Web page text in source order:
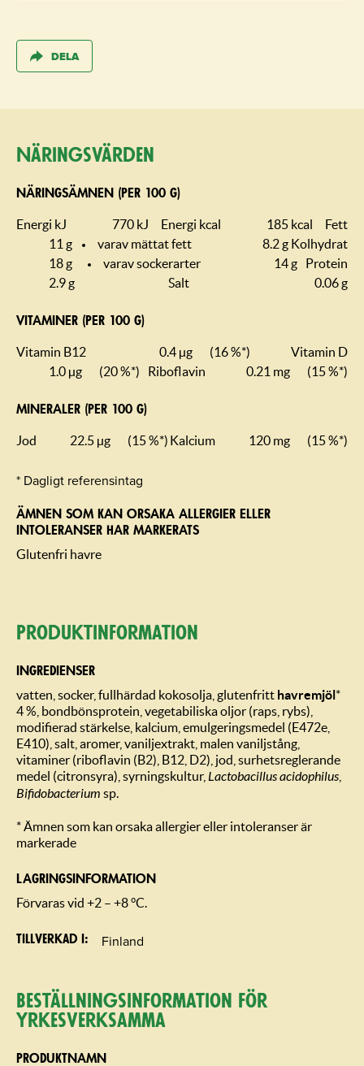
DELA
Näringsvärden
NÄRINGSÄMNEN (PER 100 G)
Energi kJ 770 kJ Energi kcal 185 kcal
Fett
11 g
varav mättat fett 8.2 g Kolhydrat
18 g
varav sockerarter 14 g
Protein
2.9 g
Salt 0.06 g
VITAMINER (PER 100 G)
Vitamin B12 0.4 µg (16 %*)
Vitamin D
1.0 µg
(20 %*) Riboflavin 0.21 mg (15 %*)
MINERALER (PER 100 G)
Jod 22.5 µg (15 %*) Kalcium 120 mg (15 %*)
* Dagligt referensintag
ÄMNEN SOM KAN ORSAKA ALLERGIER ELLER
INTOLERANSER HAR MARKERATS
Glutenfri havre
Produktin­formation
INGREDIENSER
vatten, socker, fullhärdad kokosolja, glutenfritt havremjöl*
4 %, bondbönsprotein, vegetabiliska oljor (raps, rybs),
modifierad stärkelse, kalcium, emulgeringsmedel (E472e,
E410), salt, aromer, vaniljextrakt, malen vaniljstång,
vitaminer (riboflavin (B2), B12, D2), jod, surhetsreglerande
medel (citronsyra), syrningskultur, Lactobacillus acidophilus
Bifidobacterium sp.
* Ämnen som kan orsaka allergier eller intoleranser är
markerade
LAGRINGSIN­FORMATION
Förvaras vid +2 – +8 °C.
Tillverkad i Finland
Beställning­sin­for­mation för
yrkesverksamma
PRODUKTNAMN